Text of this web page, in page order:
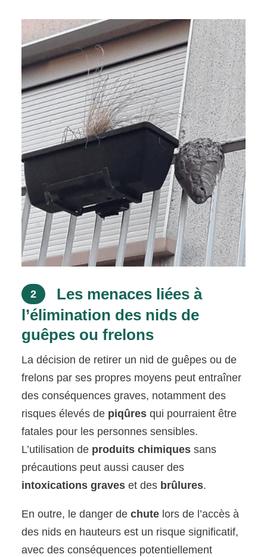
2
Les menaces liées à
l’élimination des nids de
guêpes ou frelons
La décision de retirer un nid de guêpes ou de
frelons par ses propres moyens peut entraîner
des conséquences graves, notamment des
risques élevés de piqûres qui pourraient être
fatales pour les personnes sensibles.
L’utilisation de produits chimiques sans
précautions peut aussi causer des
intoxications graves et des brûlures.
En outre, le danger dechute lors de l’accès à
des nids en hauteurs est un risque significatif,
avec des conséquences potentiellement